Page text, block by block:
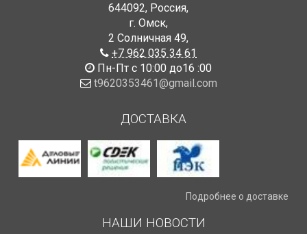
644092, Россия,
г. Омск,
2 Солничная 49,
+7 962 035 34 61
Пн-Пт с 10:00 до16 :00
t9620353461@gmail.com
ДОСТАВКА
Подробнее о доставке
НАШИ НОВОСТИ